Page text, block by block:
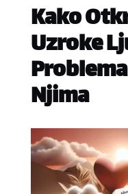
Kako
Uzroke
Njima